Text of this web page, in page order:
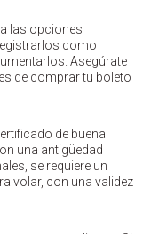
las opciones
como
Asegúrate
de comprar tu boleto
de buena
una antigüedad
se requiere un
volar, con una validez